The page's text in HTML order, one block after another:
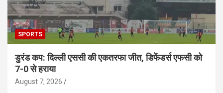
SPORTS
डुरंड कप: दिल्ली एससी की एकतरफा जीत, डिफेंडर्स एफसी को
7-0 से हराया
August 7, 2026